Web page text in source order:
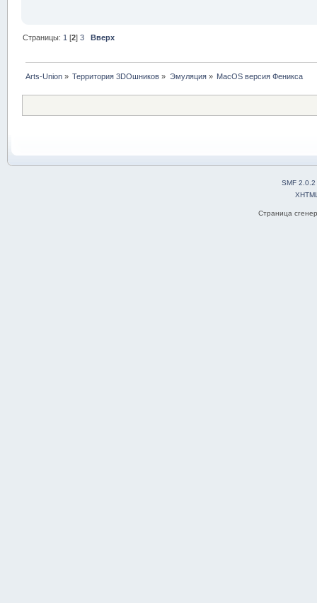
Страницы: 1 [2]3 Вверх
Arts-Union » Территория 3DOшников » Эмуляция» MacOS версия Феникса
SMF 2.0.2
Страница